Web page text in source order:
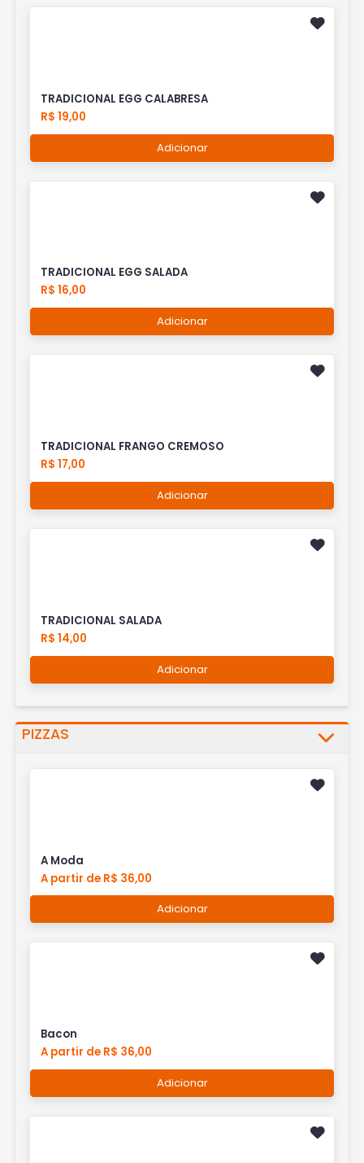
TRADICIONAL EGG CALABRESA
R$ 19,00
Adicionar
TRADICIONAL EGG SALADA
R$ 16,00
Adicionar
TRADICIONAL FRANGO CREMOSO
R$ 17,00
Adicionar
TRADICIONAL SALADA
R$ 14,00
Adicionar
PIZZAS
A Moda
A partir de R$ 36,00
Adicionar
Bacon
A partir de R$ 36,00
Adicionar